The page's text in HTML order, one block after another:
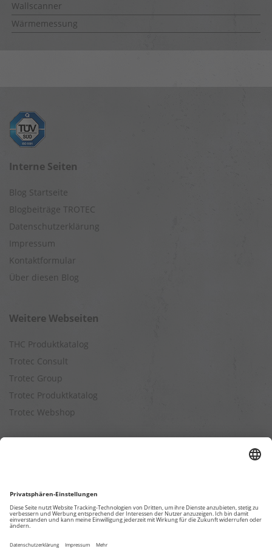
Wallscanner
Wärmemessung
Interne Seiten
Blog Startseite
Blogbeiträge TROTEC
Datenschutzerklärung
Impressum
Kontaktformular
Über diesen Blog
Weitere Webseiten
THC Produktkatalog
Trotec Consult
Trotec Group
Trotec Produktkatalog
Trotec Webshop
Entfeuchtungsleistung berechnen
Kapazitätsberechnung für Luftreiniger
Klimatisierungsleistung berechnen
Ventilationsleistung berechnen